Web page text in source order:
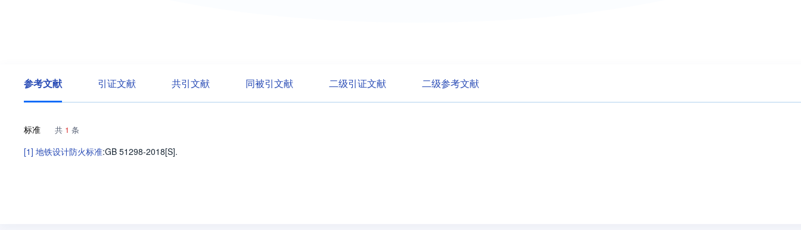
参考文献 引证文献 共引文献 同被引文献 二级引证文献 二级参考文献
标准 共 1 条
[1] 地铁设计防火标准:GB 51298-2018[S].